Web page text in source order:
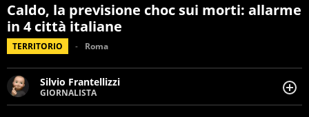
Caldo, la previsione choc sui morti: allarme
in 4 città italiane
TERRITORIO Roma
Silvio Frantellizzi
GIORNALISTA
Giornalista pubblicista. Da oltre dieci anni si occupa di